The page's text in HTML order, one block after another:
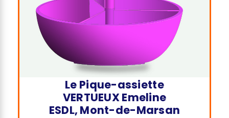
Le Pique-assiette
VERTUEUX Emeline
ESDL, Mont-de-Marsan